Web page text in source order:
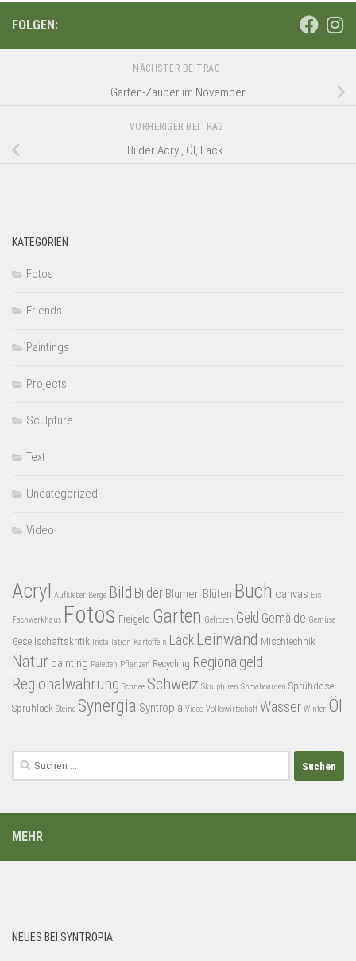
FOLGEN:
NÄCHSTER BEITRAG
Garten-Zauber im November
VORHERIGER BEITRAG
Bilder Acryl, Öl, Lack…
KATEGORIEN
Fotos
Friends
Paintings
Projects
Sculpture
Text
Uncategorized
Video
Acryl Aufkleber Berge Bild Bilder Blumen Blüten Buch canvas Eis
Fachwerkhaus Fotos Freigeld Garten Gefroren Geld Gemälde Gemüse
Gesellschaftskritik Installation Kartoffeln Lack Leinwand Mischtechnik
Natur painting Paletten Pflanzen Recycling Regionalgeld
Regionalwährung Schnee Schweiz Skulpturen Snowboarden Sprühdose
Sprühlack Steine Synergia Syntropia Video Volkswirtschaft Wasser Winter Öl
Suchen
nach:
MEHR
NEUES BEI SYNTROPIA